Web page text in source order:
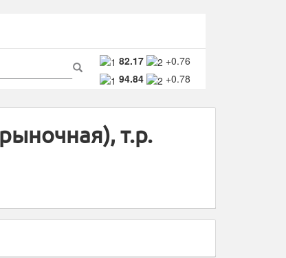
82.17
+0.76
94.84
+0.78
Поиск
т.р.